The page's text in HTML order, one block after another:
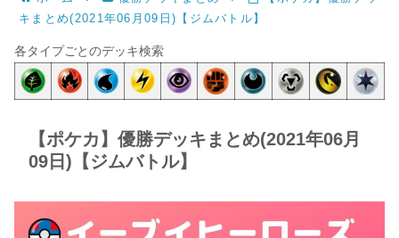
キまとめ(2021年06月09日)【ジムバトル】
各タイプごとのデッキ検索
【ポケカ】優勝デッキまとめ(2021年06月
09日)【ジムバトル】